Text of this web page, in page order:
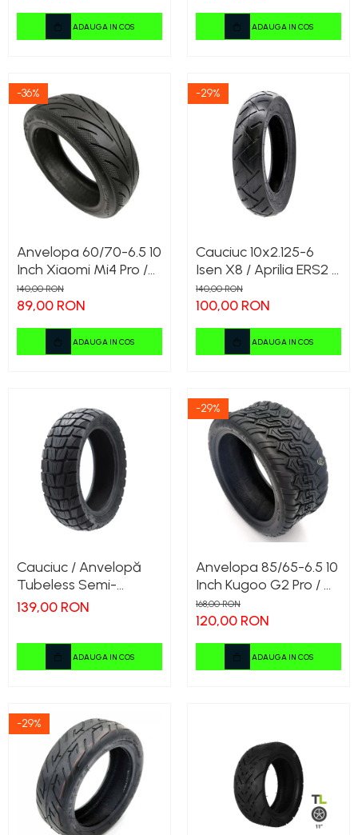
(2024) – All-Terrain
Trotinetă Electrică
ADAUGA IN COS ADAUGA IN COS
-36%
Anvelopa 60/70-6.5 10
Inch Xiaomi Mi4 Pro /
Ninebot G30 / Motus
140,00 RON
89,00 RON
ADAUGA IN COS
-29%
Cauciuc 10x2.125-6
Isen X8 / Aprilia ERS2 /
Panamea E+
140,00 RON
100,00 RON
ADAUGA IN COS
Cauciuc / Anvelopă
Tubeless Semi-
Offroad 10x2.75-6.5
139,00 RON
ADAUGA IN COS
-29%
Anvelopa 85/65-6.5 10
Inch Kugoo G2 Pro / G-
Booster / S12
168,00 RON
120,00 RON
ADAUGA IN COS
-29%